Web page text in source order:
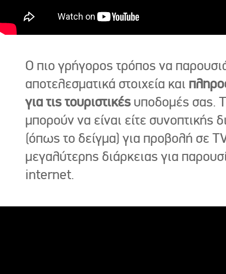
Ο πιο γρήγορος τρόπος να
αποτελεσματικά στοιχεία και
για τις τουριστικές υποδομές σας.
μπορούν να είναι είτε συνοπτικής
(όπως το δείγμα) για προβολή σε
μεγαλύτερης διάρκειας για
internet.